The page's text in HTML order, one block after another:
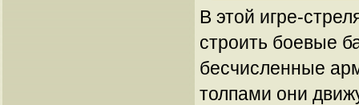
В этой игре-
строить боевые
бесчисленные
толпами они